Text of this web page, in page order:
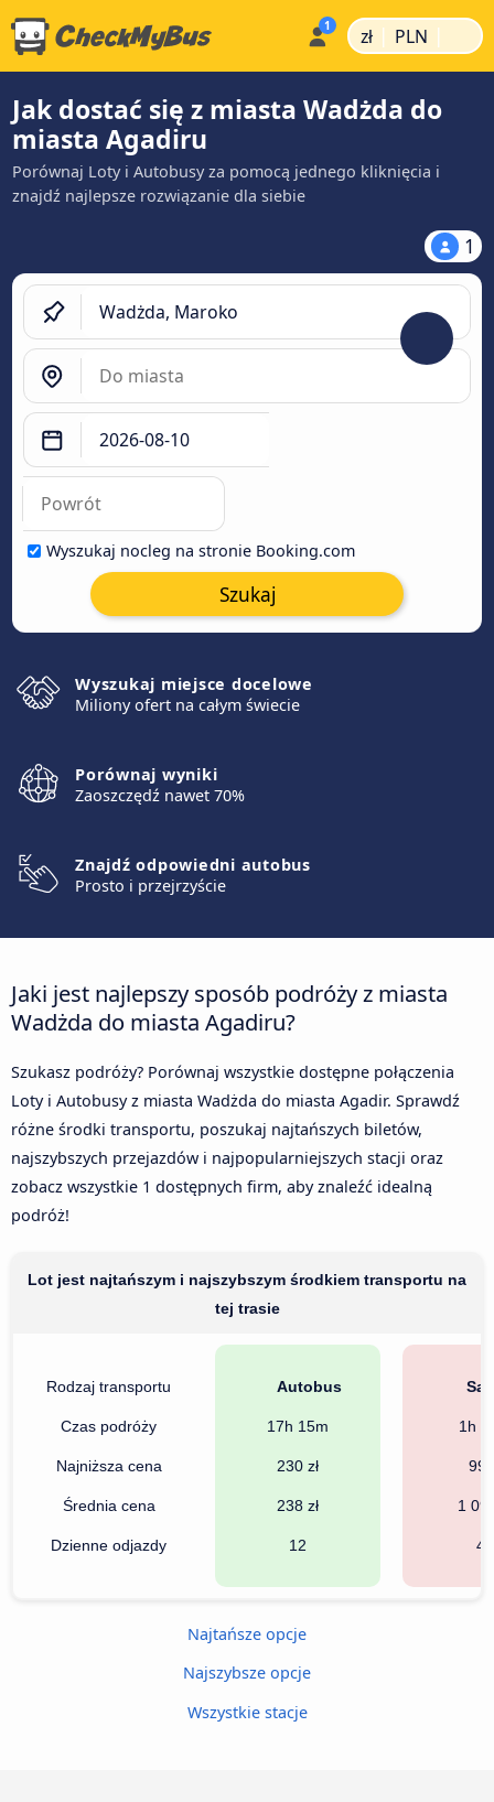
zł | PLN |
Jak dostać się z miasta Wadżda do
miasta Agadiru
Porównaj Loty i Autobusy za pomocą jednego kliknięcia i
znajdź najlepsze rozwiązanie dla siebie
1
Wyszukaj nocleg na stronie Booking.com
Szukaj
Wyszukaj miejsce docelowe
Miliony ofert na całym świecie
Porównaj wyniki
Zaoszczędź nawet 70%
Znajdź odpowiedni autobus
Prosto i przejrzyście
Jaki jest najlepszy sposób podróży z miasta
Wadżda do miasta Agadiru?
Szukasz podróży? Porównaj wszystkie dostępne połączenia
Loty i Autobusy z miasta Wadżda do miasta Agadir. Sprawdź
różne środki transportu, poszukaj najtańszych biletów,
najszybszych przejazdów i najpopularniejszych stacji oraz
zobacz wszystkie 1 dostępnych firm, aby znaleźć idealną
podróż!
Lot jest najtańszym i najszybszym środkiem transportu na
tej trasie
Rodzaj transportu
Czas podróży
Najniższa cena
Średnia cena
Dzienne odjazdy
Autobus
17h 15m
230 zł
238 zł
12
1h
99
1
46
Najtańsze opcje
Najszybsze opcje
Wszystkie stacje